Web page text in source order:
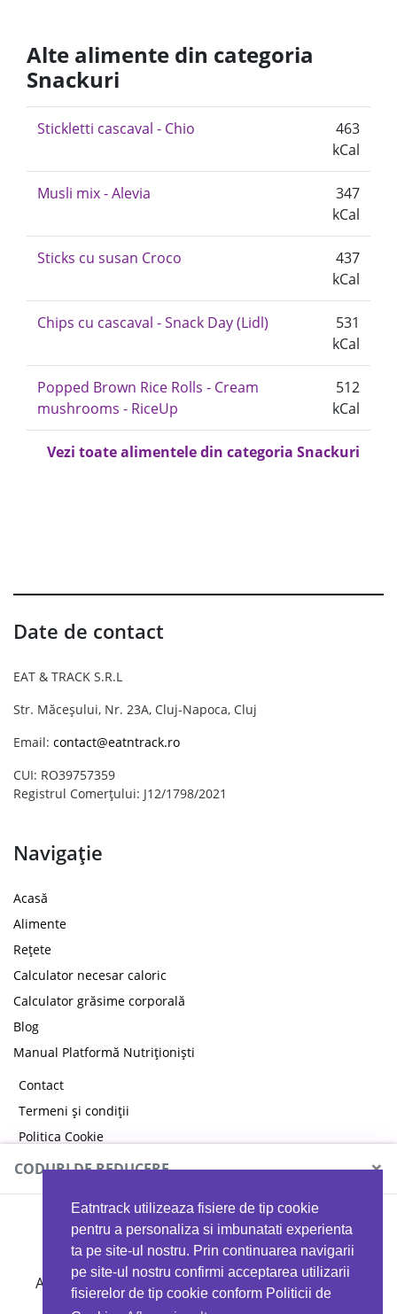
Eatntrack utilizeaza fisiere de tip cookie
pentru a personaliza si imbunatati experienta
ta pe site-ul nostru. Prin continuarea navigarii
pe site-ul nostru confirmi acceptarea utilizarii
fisierelor de tip cookie conform Politicii de
Alte alimente din categoria
Snackuri
Stickletti cascaval - Chio
463
kCal
Musli mix - Alevia
347
kCal
Sticks cu susan Croco
437
kCal
Chips cu cascaval - Snack Day (Lidl)
531
kCal
Popped Brown Rice Rolls - Cream
mushrooms - RiceUp
512
kCal
Vezi toate alimentele din categoria Snackuri
Date de contact
EAT & TRACK S.R.L
Str. Măceșului, Nr. 23A, Cluj-Napoca, Cluj
Email: contact@eatntrack.ro
CUI: RO39757359
Registrul Comerțului: J12/1798/2021
Navigație
Acasă
Alimente
Rețete
Calculator necesar caloric
Calculator grăsime corporală
Blog
Manual Platformă Nutriționiști
Contact
Termeni și condiții
Politica Cookie
Politica de confidențialitate
CODURI DE REDUCERE ×
MYPROTEIN
Ai 40%reducere la orice comandă folosind codul
EATTRACK